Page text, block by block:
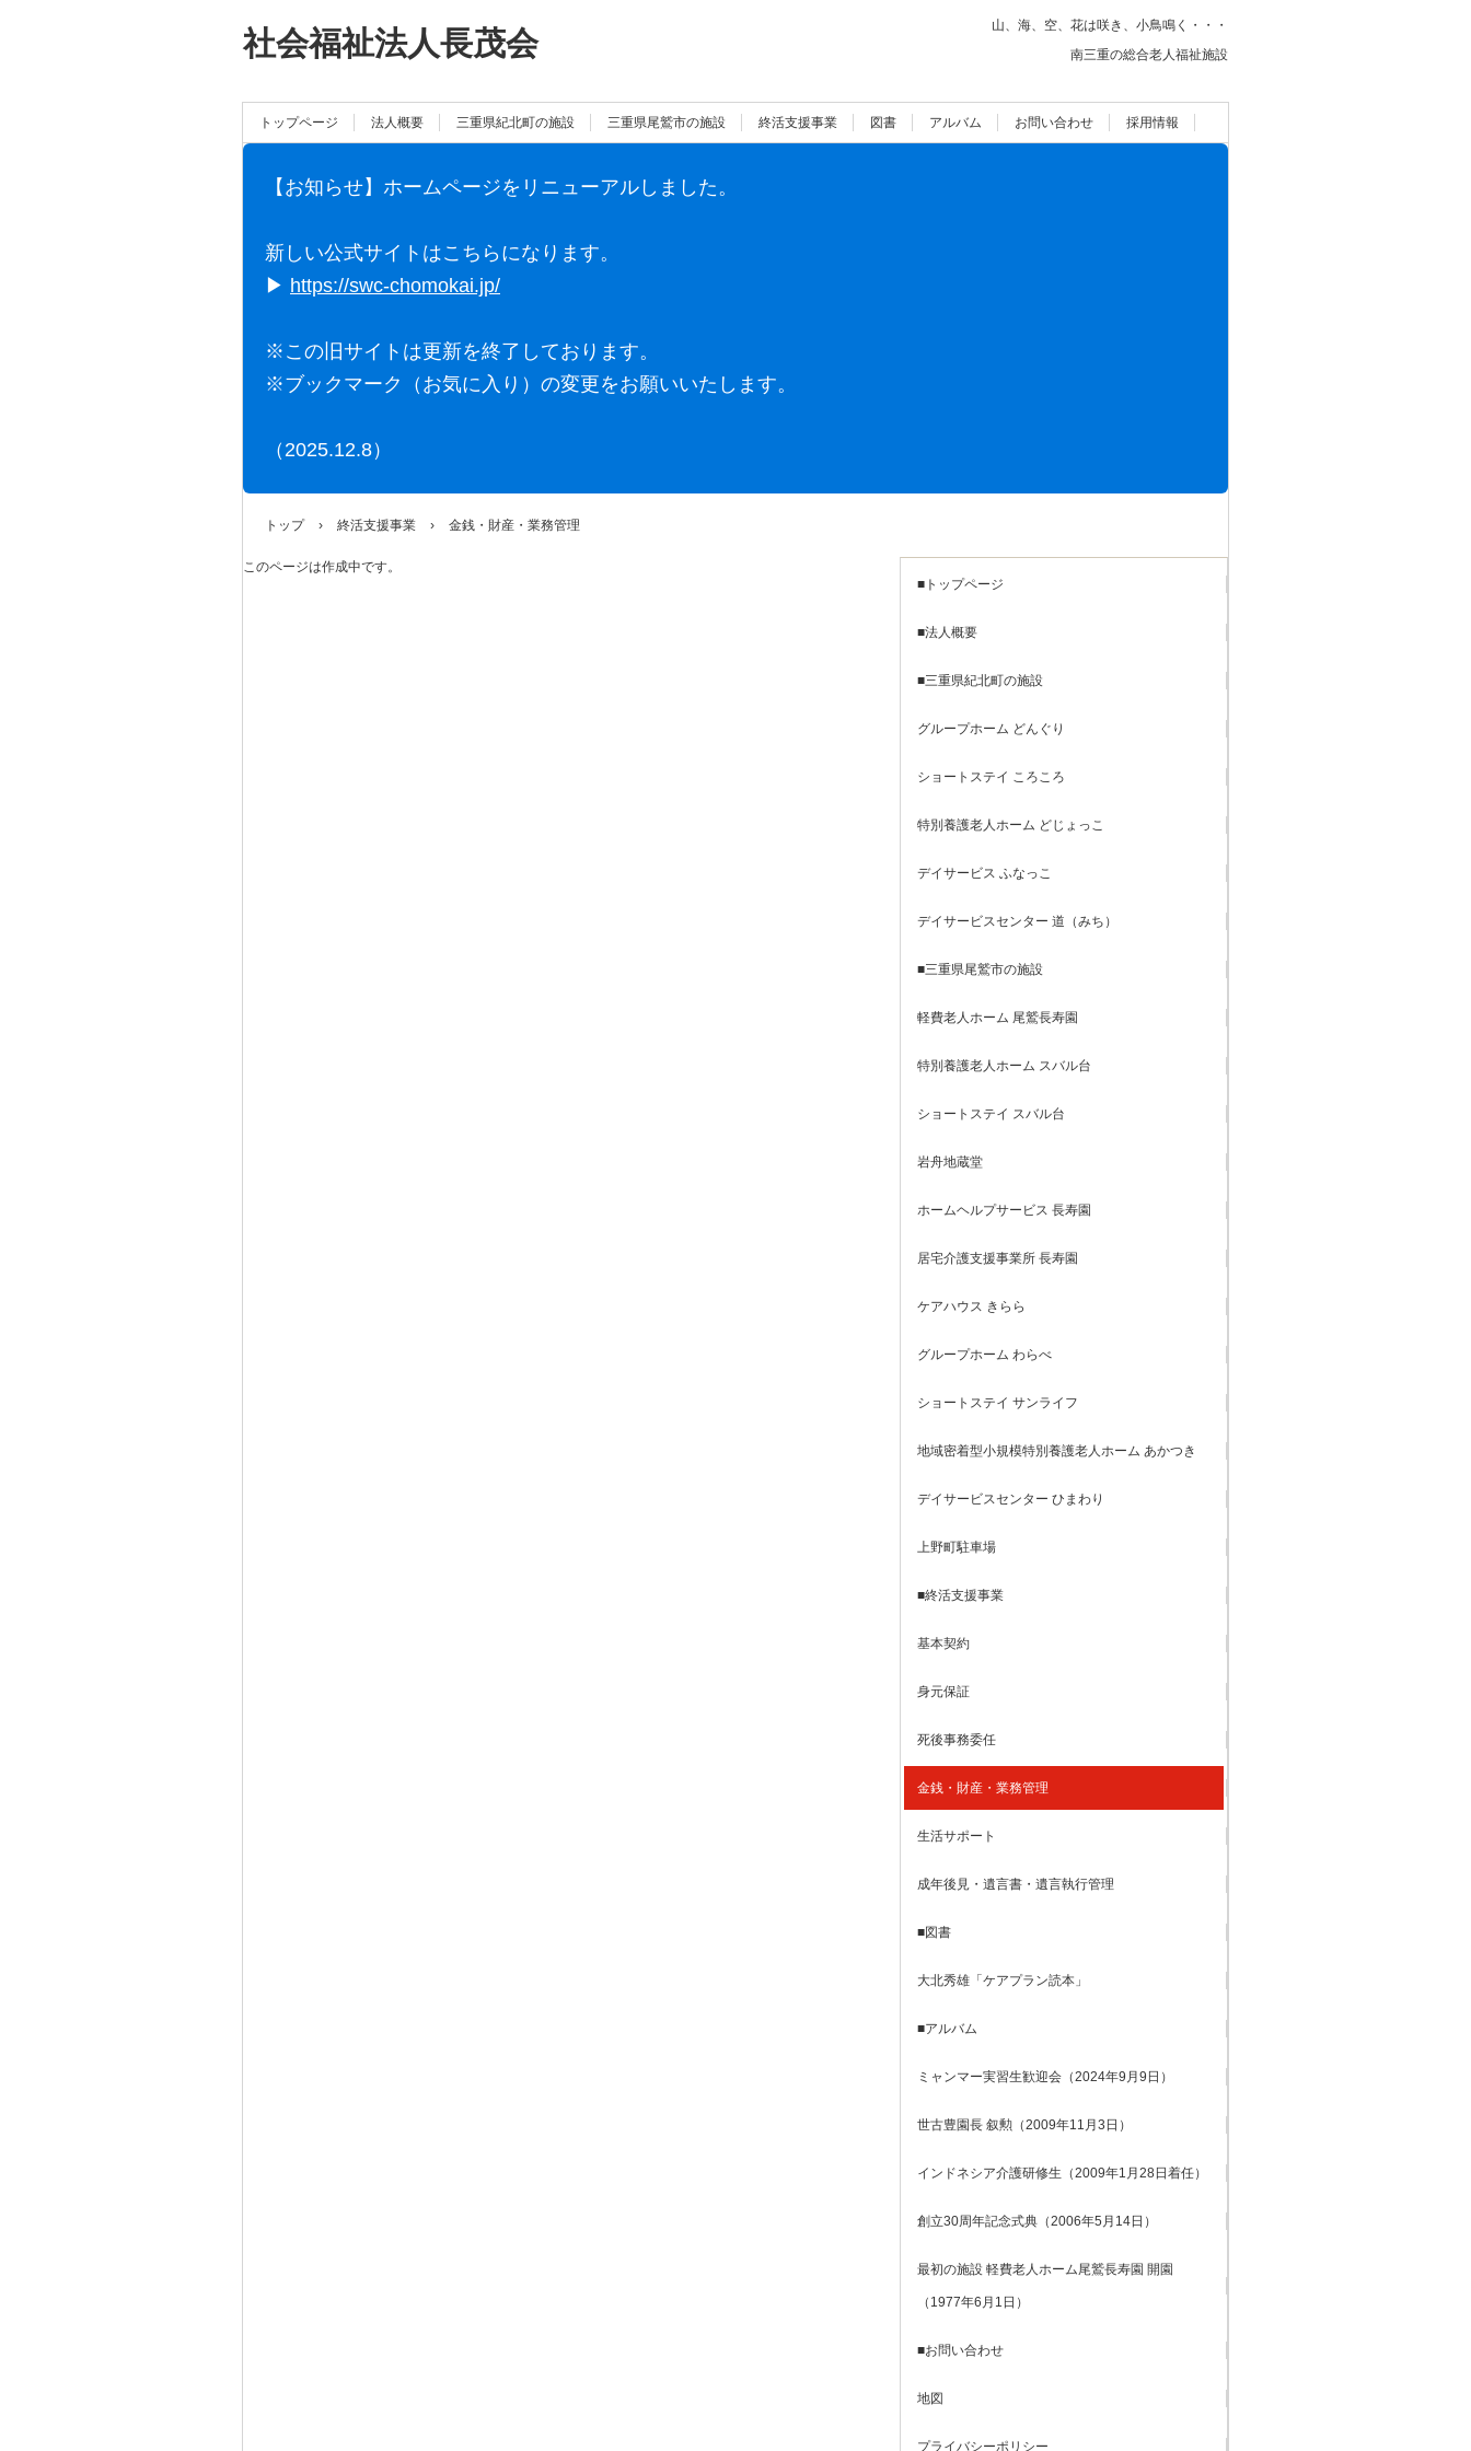
社会福祉法人長茂会
山、海、空、花は咲き、小鳥鳴く・・・
南三重の総合老人福祉施設
トップページ 法人概要 三重県紀北町の施設 三重県尾鷲市の施設 終活支援事業 図書 アルバム お問い合わせ 採用情報
【お知らせ】ホームページをリニューアルしました。
新しい公式サイトはこちらになります。
▶ https://swc-chomokai.jp/
※この旧サイトは更新を終了しております。
※ブックマーク（お気に入り）の変更をお願いいたします。
（2025.12.8）
トップ › 終活支援事業 › 金銭・財産・業務管理
このページは作成中です。
■トップページ
■法人概要
■三重県紀北町の施設
グループホーム どんぐり
ショートステイ ころころ
特別養護老人ホーム どじょっこ
デイサービス ふなっこ
デイサービスセンター 道（みち）
■三重県尾鷲市の施設
軽費老人ホーム 尾鷲長寿園
特別養護老人ホーム スバル台
ショートステイ スバル台
岩舟地蔵堂
ホームヘルプサービス 長寿園
居宅介護支援事業所 長寿園
ケアハウス きらら
グループホーム わらべ
ショートステイ サンライフ
地域密着型小規模特別養護老人ホーム あかつき
デイサービスセンター ひまわり
上野町駐車場
■終活支援事業
基本契約
身元保証
死後事務委任
金銭・財産・業務管理
生活サポート
成年後見・遺言書・遺言執行管理
■図書
大北秀雄「ケアプラン読本」
■アルバム
ミャンマー実習生歓迎会（2024年9月9日）
世古豊園長 叙勲（2009年11月3日）
インドネシア介護研修生（2009年1月28日着任）
創立30周年記念式典（2006年5月14日）
最初の施設 軽費老人ホーム尾鷲長寿園 開園
（1977年6月1日）
■お問い合わせ
地図
プライバシーポリシー